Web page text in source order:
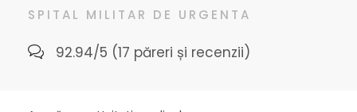
SPITAL MILITAR DE URGENTA
92.94/5 (17 păreri și recenzii)